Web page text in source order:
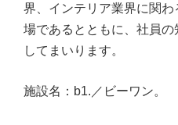
界、インテリア業界に関
場であるとともに、社員
してまいります。
施設名：b1.／ビーワン。